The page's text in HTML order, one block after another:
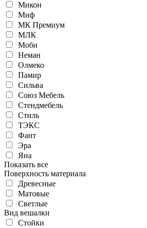
Микон
Миф
МК Премиум
МЛК
Моби
Неман
Олмеко
Памир
Сильва
Союз Мебель
Стендмебель
Стиль
ТЭКС
Фант
Эра
Яна
Показать все
Поверхность материала
Древесные
Матовые
Светлые
Вид вешалки
Стойки